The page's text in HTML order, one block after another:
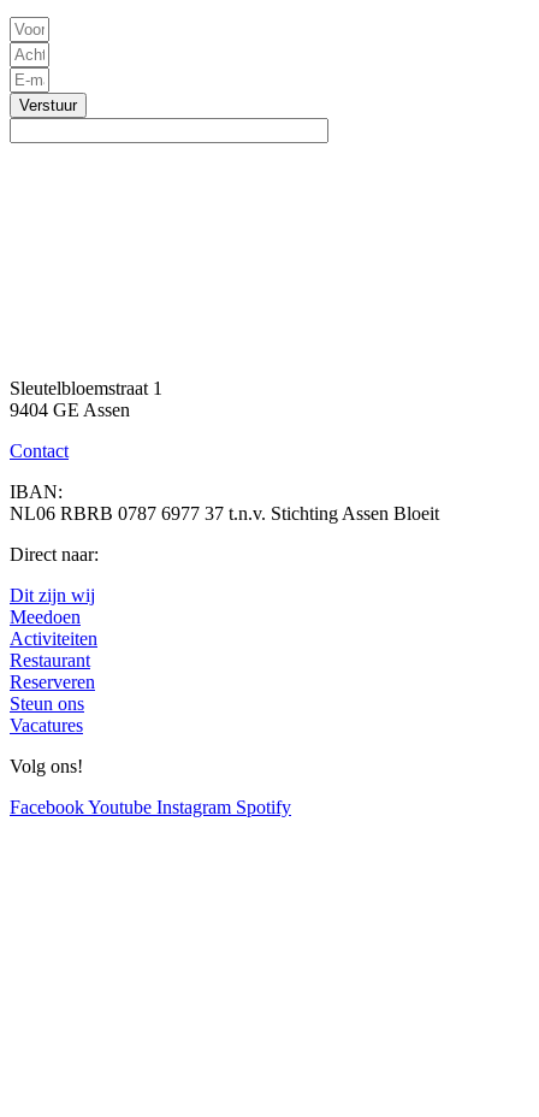
Verstuur
Sleutelbloemstraat 1
9404 GE Assen
Contact
IBAN:
NL06 RBRB 0787 6977 37 t.n.v. Stichting Assen Bloeit
Direct naar:
Dit zijn wij
Meedoen
Activiteiten
Restaurant
Reserveren
Steun ons
Vacatures
Volg ons!
FacebookYoutube Instagram Spotify